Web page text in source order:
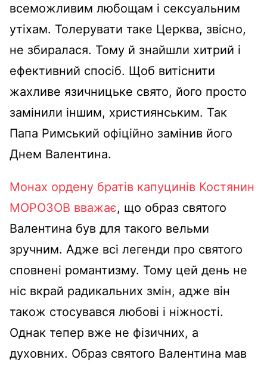
всеможливим любощам і сексуальним
утіхам. Толерувати таке Церква, звісно,
не збиралася. Тому й знайшли хитрий і
ефективний спосіб. Щоб витіснити
жахливе язичницьке свято, його просто
замінили іншим, християнським. Так
Папа Римський офіційно замінив його
Днем Валентина.
Монах ордену братів капуцинів Костянин
МОРОЗОВ вважає, що образ святого
Валентина був для такого вельми
зручним. Адже всі легенди про святого
сповнені романтизму. Тому цей день не
ніс вкрай радикальних змін, адже він
також стосувався любові і ніжності.
Однак тепер вже не фізичних, а
духовних. Образ святого Валентина мав